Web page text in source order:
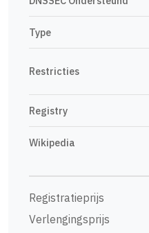
Type
Restricties
Registry
Wikipedia
Registratieprijs
Verlengingsprijs